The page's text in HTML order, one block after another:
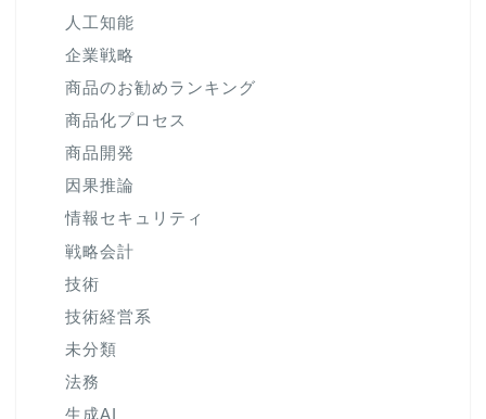
人工知能
企業戦略
商品のお勧めランキング
商品化プロセス
商品開発
因果推論
情報セキュリティ
戦略会計
技術
技術経営系
未分類
法務
生成AI